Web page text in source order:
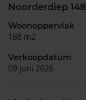
Noorderdiep 148
Woonoppervlak
188 m2
Verkoopdatum
09 juni 2026